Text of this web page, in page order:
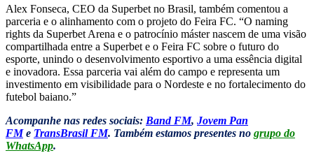
Alex Fonseca, CEO da Superbet no Brasil, também comentou a
parceria e o alinhamento com o projeto do Feira FC. “O naming
rights da Superbet Arena e o patrocínio máster nascem de uma visão
compartilhada entre a Superbet e o Feira FC sobre o futuro do
esporte, unindo o desenvolvimento esportivo a uma essência digital
e inovadora. Essa parceria vai além do campo e representa um
investimento em visibilidade para o Nordeste e no fortalecimento do
futebol baiano.”
Acompanhe nas redes sociais: Band FM, Jovem Pan
FMe TransBrasil FM. Também estamos presentes no grupo do
WhatsApp.